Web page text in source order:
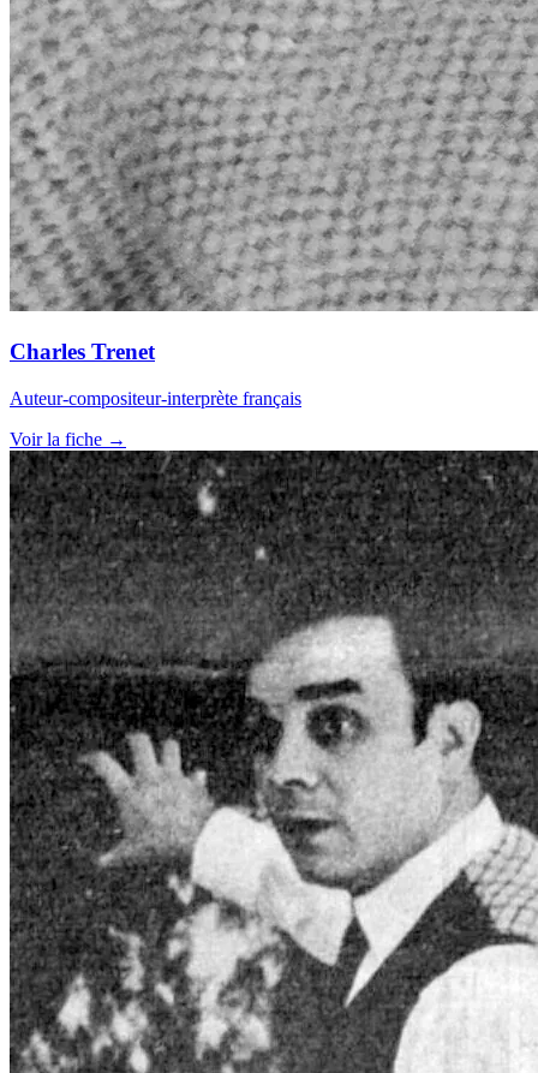
Charles Trenet
Auteur-compositeur-interprète français
Voir la fiche →